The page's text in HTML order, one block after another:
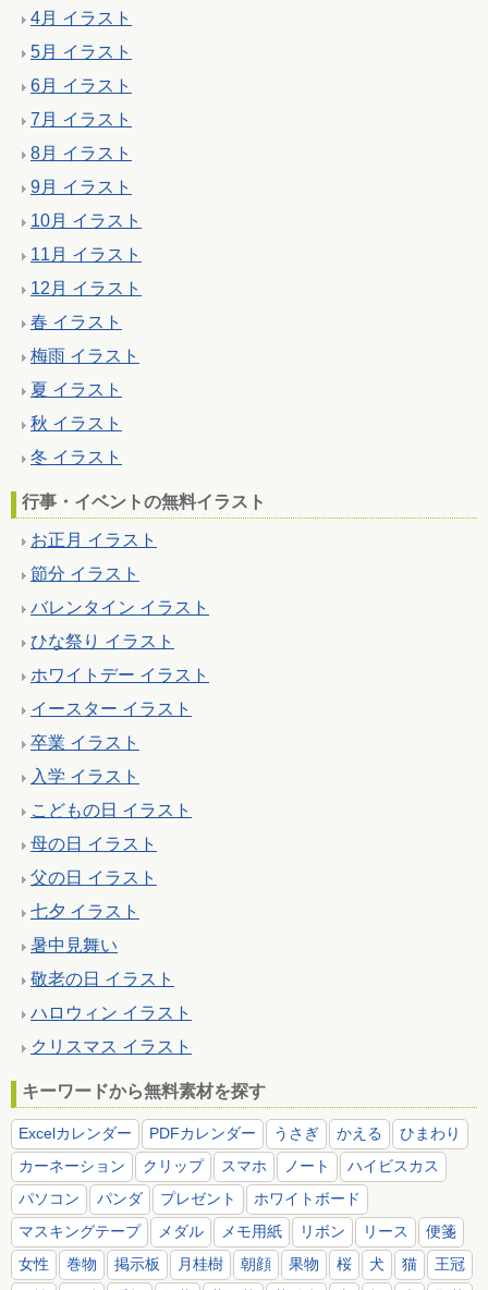
4月 イラスト
5月 イラスト
6月 イラスト
7月 イラスト
8月 イラスト
9月 イラスト
10月 イラスト
11月 イラスト
12月 イラスト
春 イラスト
梅雨 イラスト
夏 イラスト
秋 イラスト
冬 イラスト
行事・イベントの無料イラスト
お正月 イラスト
節分 イラスト
バレンタイン イラスト
ひな祭り イラスト
ホワイトデー イラスト
イースター イラスト
卒業 イラスト
入学 イラスト
こどもの日 イラスト
母の日 イラスト
父の日 イラスト
七夕 イラスト
暑中見舞い
敬老の日 イラスト
ハロウィン イラスト
クリスマス イラスト
キーワードから無料素材を探す
Excelカレンダー PDFカレンダー うさぎ かえる
ひまわり
カーネーション
クリップ スマホ ノート
ハイビスカス
パソコン
パンダ プレゼント
ホワイトボード
マスキングテープ
メダル メモ用紙 リボン リース
便箋
女性
巻物 掲示板 月桂樹 朝顔 果物 桜 犬 猫
王冠